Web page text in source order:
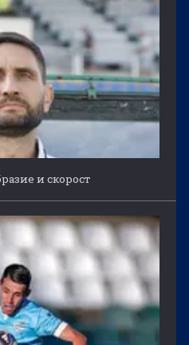
и скорост